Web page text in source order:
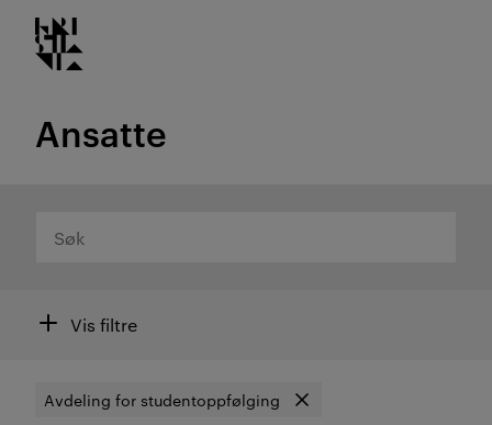
Gå
til
Kristiania logo
Ansatte
FiltreVis filtre
Avdeling for studentoppfølging
Fjern filter